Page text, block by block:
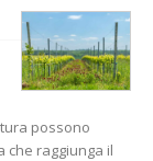
possono
che raggiunga il